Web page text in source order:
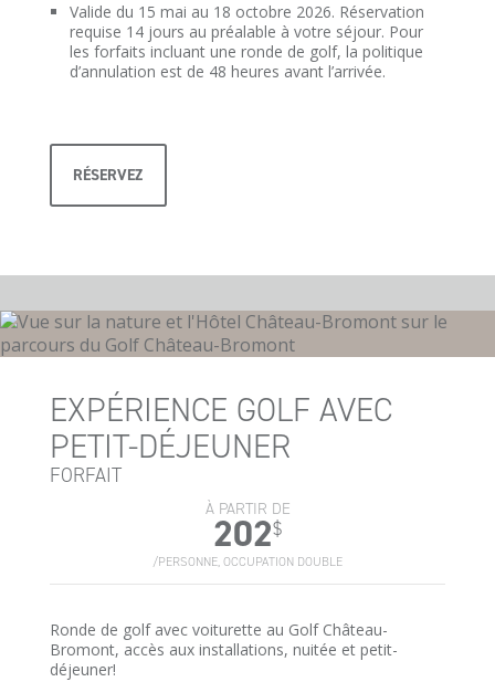
Valide du 15 mai au 18 octobre 2026. Réservation
requise 14 jours au préalable à votre séjour. Pour
les forfaits incluant une ronde de golf, la politique
d’annulation est de 48 heures avant l’arrivée.
RÉSERVEZ
EXPÉRIENCE GOLF AVEC
PETIT-DÉJEUNER
FORFAIT
À PARTIR DE
202$
/PERSONNE, OCCUPATION DOUBLE
Ronde de golf avec voiturette au Golf Château-
Bromont, accès aux installations, nuitée et petit-
déjeuner!